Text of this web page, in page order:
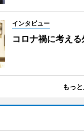
インタビュー
コロナ禍に考え
もっ